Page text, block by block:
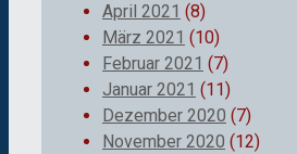
April 2021 (8)
März 2021 (10)
Februar 2021 (7)
Januar 2021 (11)
Dezember 2020 (7)
November 2020 (12)